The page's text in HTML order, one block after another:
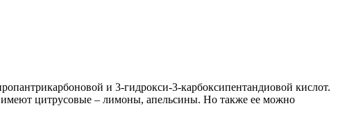
и 3-гидрокси-3-карбоксипентандиовой кислот.
имеют цитрусовые – лимоны, апельсины. Но также ее можно